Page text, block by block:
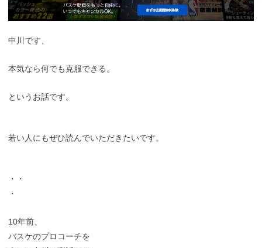
中川です、
本気なら何でも克服できる。
というお話です。
若い人にもぜひ読んでいただきたいです。
・・
・
10年前、
バスケのプロコーチを